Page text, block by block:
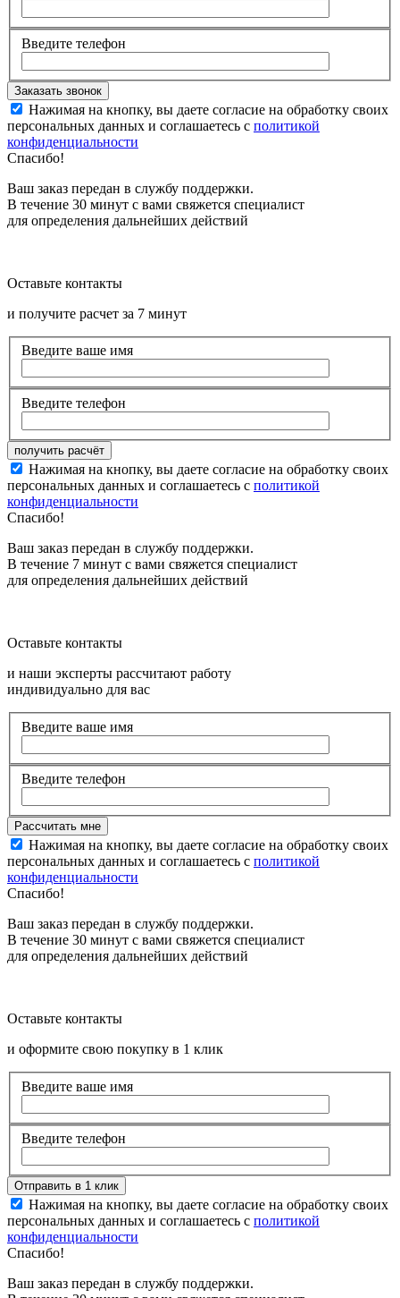
Введите телефон
Нажимая на кнопку, вы даете согласие на обработку своих
персональных данных и соглашаетесь с политикой
конфиденциальности
Спасибо!
Ваш заказ передан в службу поддержки.
В течение 30 минут с вами свяжется специалист
для определения дальнейших действий
Оставьте контакты
и получите расчет за 7 минут
Введите ваше имя
Введите телефон
Нажимая на кнопку, вы даете согласие на обработку своих
персональных данных и соглашаетесь с политикой
конфиденциальности
Спасибо!
Ваш заказ передан в службу поддержки.
В течение 7 минут с вами свяжется специалист
для определения дальнейших действий
Оставьте контакты
и наши эксперты рассчитают работу
индивидуально для вас
Введите ваше имя
Введите телефон
Нажимая на кнопку, вы даете согласие на обработку своих
персональных данных и соглашаетесь с политикой
конфиденциальности
Спасибо!
Ваш заказ передан в службу поддержки.
В течение 30 минут с вами свяжется специалист
для определения дальнейших действий
Оставьте контакты
и оформите свою покупку в 1 клик
Введите ваше имя
Введите телефон
Нажимая на кнопку, вы даете согласие на обработку своих
персональных данных и соглашаетесь с политикой
конфиденциальности
Спасибо!
Ваш заказ передан в службу поддержки.